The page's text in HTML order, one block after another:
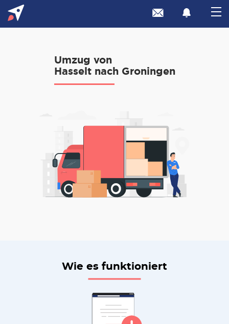
Umzug von
Hasselt nach Groningen
Wie es funktioniert